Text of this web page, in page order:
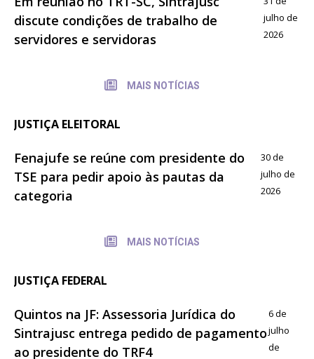
discute condições de trabalho de
servidores e servidoras
julho de
2026
MAIS NOTÍCIAS
JUSTIÇA ELEITORAL
Fenajufe se reúne com presidente do
TSE para pedir apoio às pautas da
categoria
30 de
julho de
2026
MAIS NOTÍCIAS
JUSTIÇA FEDERAL
Quintos na JF: Assessoria Jurídica do
Sintrajusc entrega pedido de pagamento
ao presidente do TRF4
6 de
julho
de